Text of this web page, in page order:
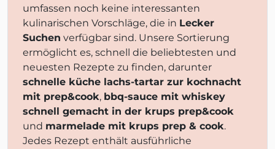
umfassen noch keine interessanten
kulinarischen Vorschläge, die in Lecker
Suchen verfügbar sind. Unsere Sortierung
ermöglicht es, schnell die beliebtesten und
neuesten Rezepte zu finden, darunter
schnelle küche lachs-tartar zur kochnacht
mit prep&cook, bbq-sauce mit whiskey
schnell gemacht in der krups prep&cook
und marmelade mit krups prep & cook.
Jedes Rezept enthält ausführliche